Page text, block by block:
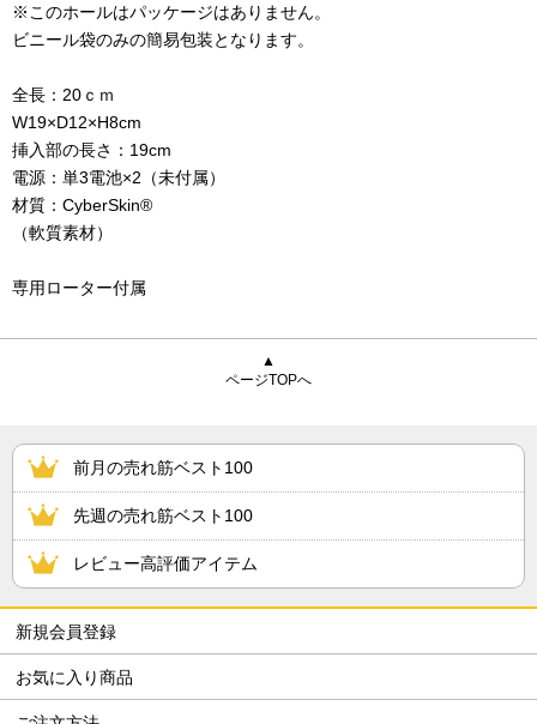
※このホールはパッケージはありません。
ビニール袋のみの簡易包装となります。
全長：20ｃｍ
W19×D12×H8cm
挿入部の長さ：19cm
電源：単3電池×2（未付属）
材質：CyberSkin®
（軟質素材）
専用ローター付属
▲
ページTOPへ
前月の売れ筋ベスト100
先週の売れ筋ベスト100
レビュー高評価アイテム
新規会員登録
お気に入り商品